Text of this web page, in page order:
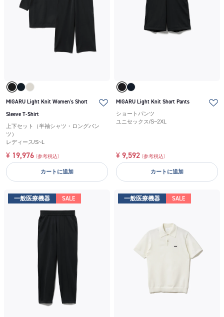
MIGARU Light Knit Women's Short
Sleeve T-Shirt
上下セット（半袖シャツ・ロングパン
ツ）
レディース/S~L
¥ 19,976 (参考税込)
カートに追加
MIGARU Light Knit Short Pants
ショートパンツ
ユニセックス/S~2XL
¥ 9,592 (参考税込)
カートに追加
一般医療機器 SALE 一般医療機器 SALE